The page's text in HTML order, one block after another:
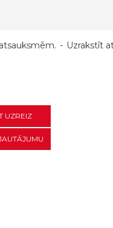
- Uzrakstīt
UZREIZ